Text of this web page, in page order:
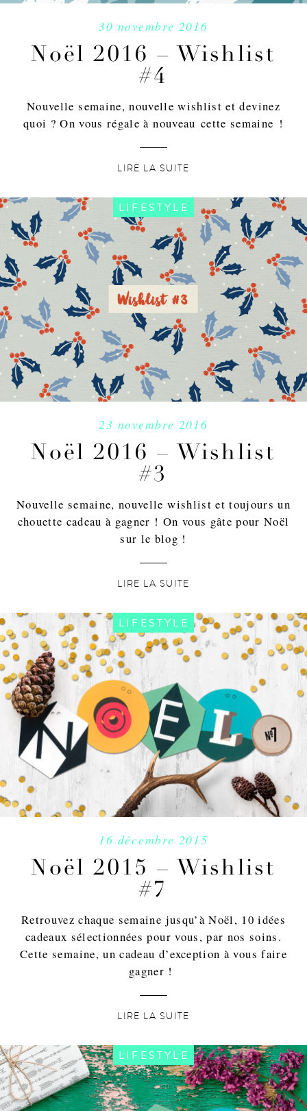
30 novembre 2016
Noël 2016 – Wishlist
#4
Nouvelle semaine, nouvelle wishlist et devinez
quoi ? On vous régale à nouveau cette semaine !
LIRE LA SUITE
LIFESTYLE
23 novembre 2016
Noël 2016 – Wishlist
#3
Nouvelle semaine, nouvelle wishlist et toujours un
chouette cadeau à gagner ! On vous gâte pour Noël
sur le blog !
LIRE LA SUITE
LIFESTYLE
16 décembre 2015
Noël 2015 – Wishlist
#7
Retrouvez chaque semaine jusqu’à Noël, 10 idées
cadeaux sélectionnées pour vous, par nos soins.
Cette semaine, un cadeau d’exception à vous faire
gagner !
LIRE LA SUITE
LIFESTYLE